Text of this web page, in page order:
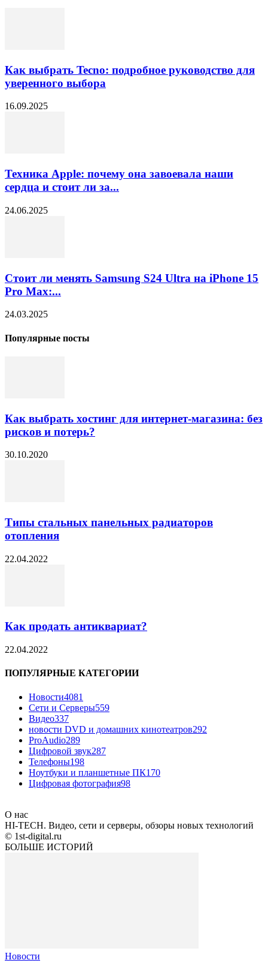
Как выбрать Tecno: подробное руководство для
уверенного выбора
16.09.2025
Техника Apple: почему она завоевала наши
сердца и стоит ли за...
24.06.2025
Стоит ли менять Samsung S24 Ultra на iPhone 15
Pro Max:...
24.03.2025
Популярные посты
Как выбрать хостинг для интернет-магазина: без
рисков и потерь?
30.10.2020
Типы стальных панельных радиаторов
отопления
22.04.2022
Как продать антиквариат?
22.04.2022
ПОПУЛЯРНЫЕ КАТЕГОРИИ
Новости4081
Сети и Серверы559
Видео337
новости DVD и домашних кинотеатров292
ProAudio289
Цифровой звук287
Телефоны198
Ноутбуки и планшетные ПК170
Цифровая фотография98
О нас
HI-TECH. Видео, сети и серверы, обзоры новых технологий
© 1st-digital.ru
БОЛЬШЕ ИСТОРИЙ
Новости